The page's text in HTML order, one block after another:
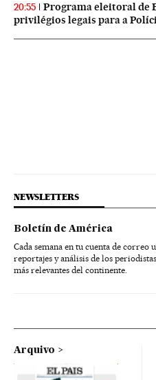
20:55
Programa eleitoral de
privilégios legais para a
NEWSLETTERS
Boletín de América
Cada semana en tu cuenta de correo
reportajes y análisis de los
más relevantes del continente.
Arquivo